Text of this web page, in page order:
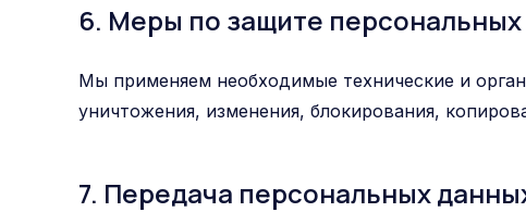
6. Меры по защите
Мы применяем необходимые технические и
уничтожения, изменения, блокирования,
7. Передача персональных